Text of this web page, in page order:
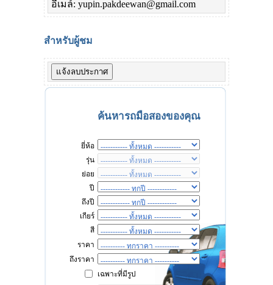
อีเมล์: yupin.pakdeewan@gmail.com
สำหรับผู้ชม
ค้นหารถมือสองของคุณ
ยี่ห้อ
รุ่น
ย่อย
ปี
ถึงปี
เกียร์
สี
ราคา
ถึงราคา
เฉพาะที่มีรูป